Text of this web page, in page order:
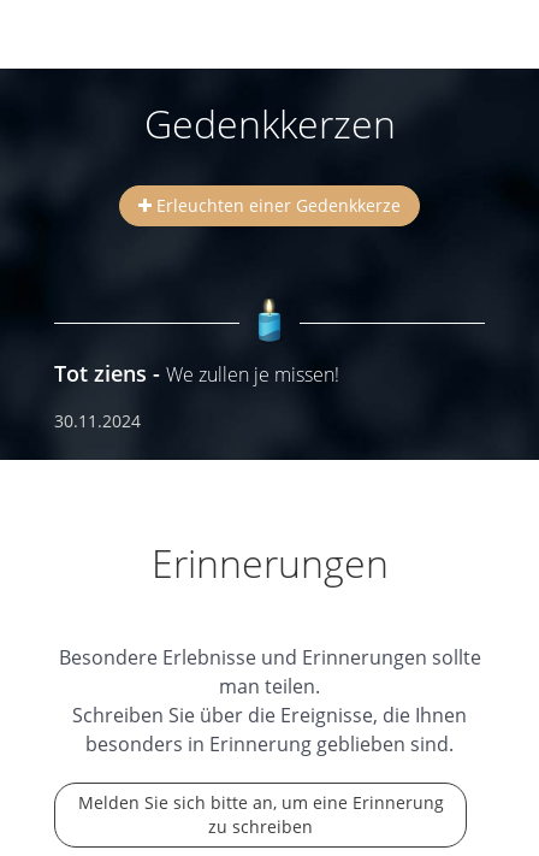
Gedenkkerzen
Erleuchten einer Gedenkkerze
Tot ziens We zullen je missen!
30.11.2024
Erinnerungen
Besondere Erlebnisse und Erinnerungen sollte
man teilen.
Schreiben Sie über die Ereignisse, die Ihnen
besonders in Erinnerung geblieben sind.
Melden Sie sich bitte an, um eine Erinnerung
zu schreiben